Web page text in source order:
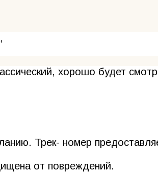
хорошо будет
Трек- номер
от повреждений.